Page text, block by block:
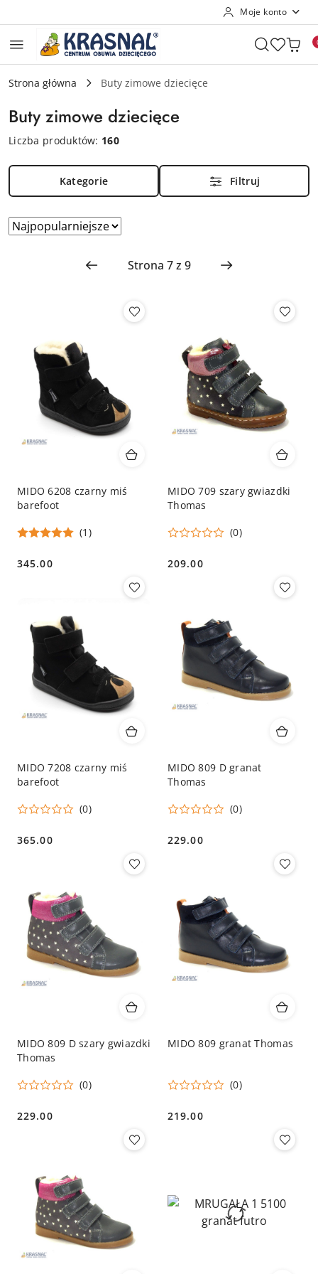
Moje konto
Strona główna Buty zimowe dziecięce
Buty zimowe dziecięce
Liczba produktów: 160
Kategorie Filtruj
Zastosowano
Najpopularniejsze.
Sortuj
według
MIDO 6208 czarny miś
barefoot
(1)
Cena:
345.00
MIDO 709 szary gwiazdki
Thomas
(0)
Cena:
209.00
MIDO 7208 czarny miś
barefoot
(0)
Cena:
365.00
MIDO 809 D granat
Thomas
(0)
Cena:
229.00
MIDO 809 D szary gwiazdki
Thomas
(0)
Cena:
229.00
MIDO 809 granat Thomas
(0)
Cena:
219.00